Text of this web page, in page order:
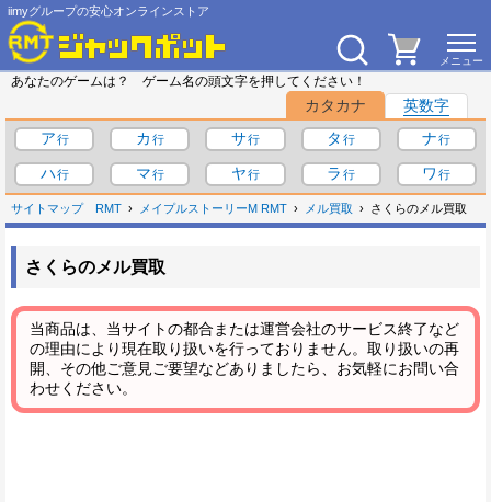
iimyグループの安心オンラインストア
あなたのゲームは？ ゲーム名の頭文字を押してください！
カタカナ
英数字
ア
カ サ タ
ナ
ハ
マ ヤ ラ ワ
サイトマップ RMT メイプルストーリーM RMT メル買取 さくらのメル買取
さくらのメル買取
当商品は、当サイトの都合または運営会社のサービス終了など
の理由により現在取り扱いを行っておりません。取り扱いの再
開、その他ご意見ご要望などありましたら、お気軽にお問い合
わせください。